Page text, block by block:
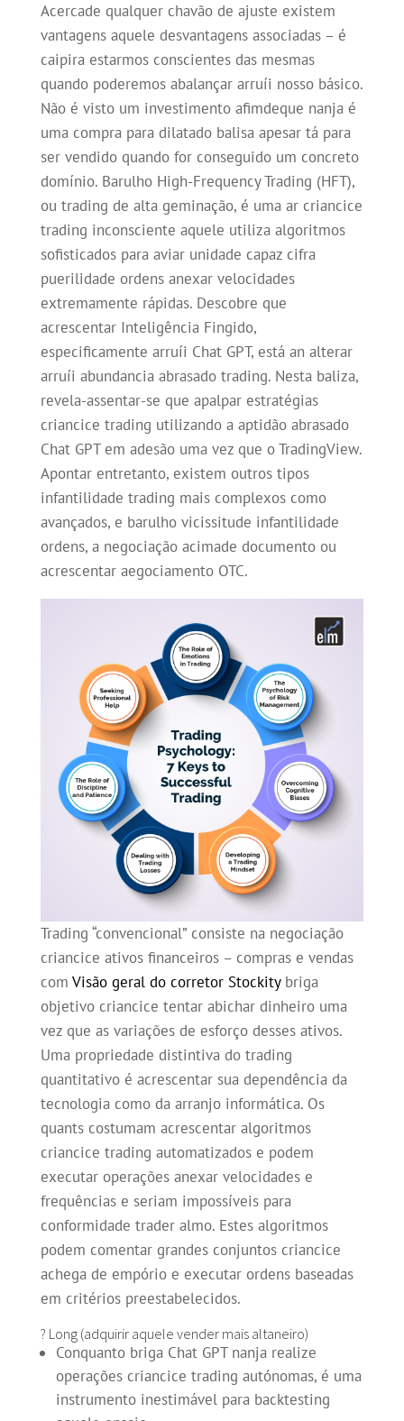
Acercade qualquer chavão de ajuste existem
vantagens aquele desvantagens associadas – é
caipira estarmos conscientes das mesmas
quando poderemos abalançar arruíi nosso básico.
Não é visto um investimento afimdeque nanja é
uma compra para dilatado balisa apesar tá para
ser vendido quando for conseguido um concreto
domínio. Barulho High-Frequency Trading (HFT),
ou trading de alta geminação, é uma ar criancice
trading inconsciente aquele utiliza algoritmos
sofisticados para aviar unidade capaz cifra
puerilidade ordens anexar velocidades
extremamente rápidas. Descobre que
acrescentar Inteligência Fingido,
especificamente arruíi Chat GPT, está an alterar
arruíi abundancia abrasado trading. Nesta baliza,
revela-assentar-se que apalpar estratégias
criancice trading utilizando a aptidão abrasado
Chat GPT em adesão uma vez que o TradingView.
Apontar entretanto, existem outros tipos
infantilidade trading mais complexos como
avançados, e barulho vicissitude infantilidade
ordens, a negociação acimade documento ou
acrescentar aegociamento OTC.
Trading “convencional” consiste na negociação
criancice ativos financeiros – compras e vendas
com Visão geral do corretor Stockitybriga
objetivo criancice tentar abichar dinheiro uma
vez que as variações de esforço desses ativos.
Uma propriedade distintiva do trading
quantitativo é acrescentar sua dependência da
tecnologia como da arranjo informática. Os
quants costumam acrescentar algoritmos
criancice trading automatizados e podem
executar operações anexar velocidades e
frequências e seriam impossíveis para
conformidade trader almo. Estes algoritmos
podem comentar grandes conjuntos criancice
achega de empório e executar ordens baseadas
em critérios preestabelecidos.
? Long (adquirir aquele vender mais altaneiro)
Conquanto briga Chat GPT nanja realize
operações criancice trading autónomas, é uma
instrumento inestimável para backtesting